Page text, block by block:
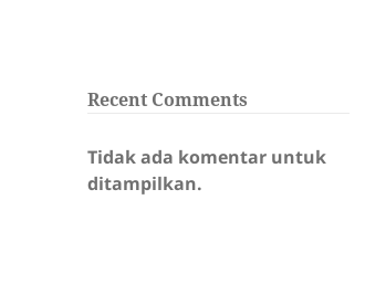
Recent Comments
Tidak ada komentar untuk
ditampilkan.